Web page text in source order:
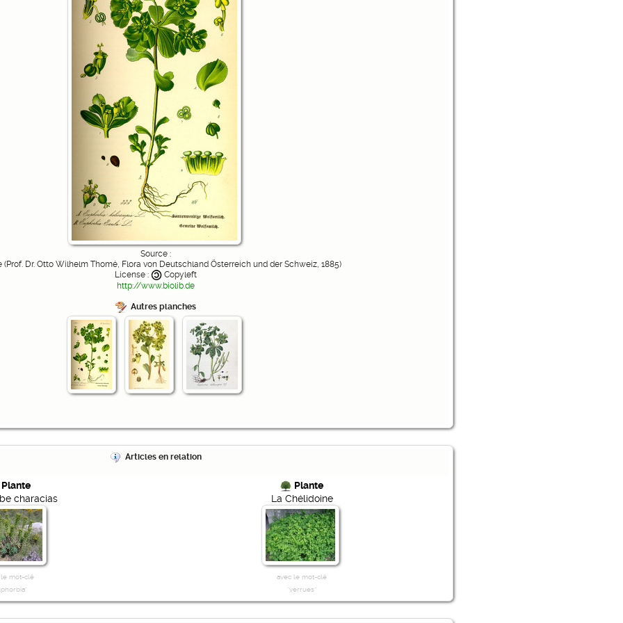
Source :
(Prof. Dr. Otto Wilhelm Thomé, Flora von Deutschland Österreich und der Schweiz, 1885)
License :
Copyleft
http://www.biolib.de
Autres planches
Articles en relation
Plante
characias
le mot-clé
Plante
La Chélidoine
avec le mot-clé
"verrues"